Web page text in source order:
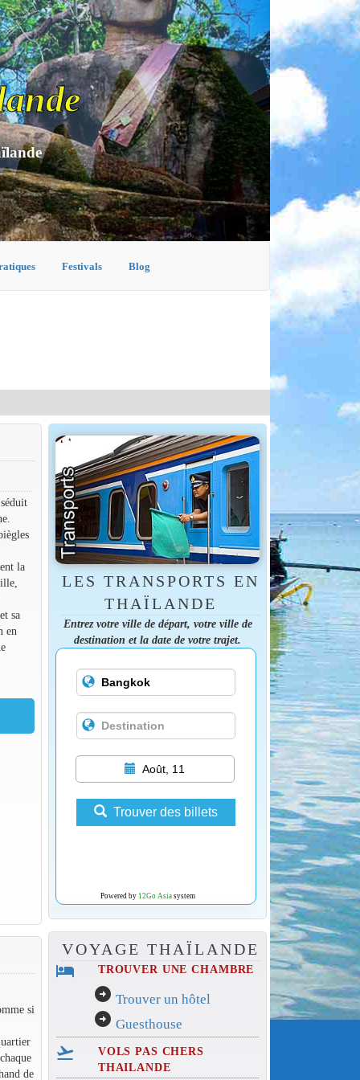
Festivals Blog
la
sa
en
si
de
LES TRANSPORTS EN
THAÏLANDE
Entrez votre ville de départ, votre ville de
destination et la date de votre trajet.
Août, 11
Trouver des billets
Powered by 12Go Asiasystem
VOYAGE THAÏLANDE
hotel TROUVER UNE CHAMBRE
arrow_circle_right Trouver un hôtel
arrow_circle_right Guesthouse
flight_takeoff
VOLS PAS CHERS
THAILANDE